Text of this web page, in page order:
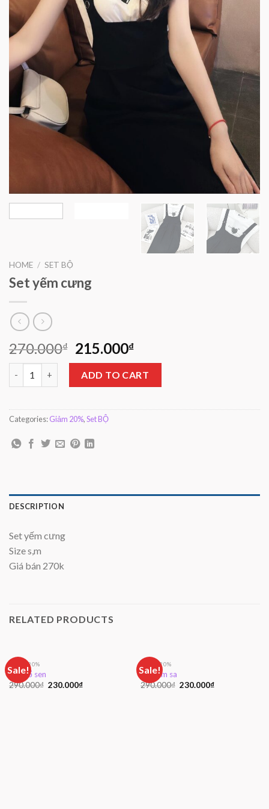
HOME / SET BỘ
Set yếm cưng
270.000₫ 215.000₫
ADD TO CART
Categories:Giảm 20%,Set BỘ
DESCRIPTION
Set yếm cưng
Size s,m
Giá bán 270k
RELATED PRODUCTS
Sale!
GIẢM 20%
Set cổ sen
290.000₫ 230.000₫
Sale!
GIẢM 20%
Set kim sa
290.000₫ 230.000₫